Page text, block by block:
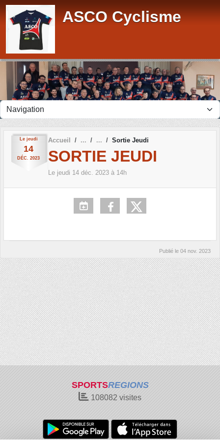
ASCO Cyclisme
Le jeudi
14
DÉC. 2023
Accueil Sortie Jeudi
SORTIE JEUDI
Le jeudi 14 déc. 2023 à 14h
Publié le 04 nov. 2023
SPORTSREGIONS
108082 visites
Panneau de gestion des cookies